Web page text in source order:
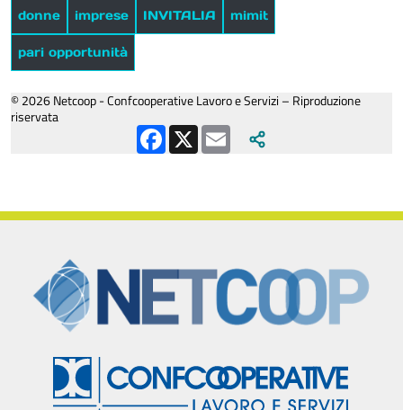
donne imprese INVITALIA mimit
pari opportunità
© 2026 Netcoop - Confcooperative Lavoro e Servizi – Riproduzione
riservata
Facebook
X Email